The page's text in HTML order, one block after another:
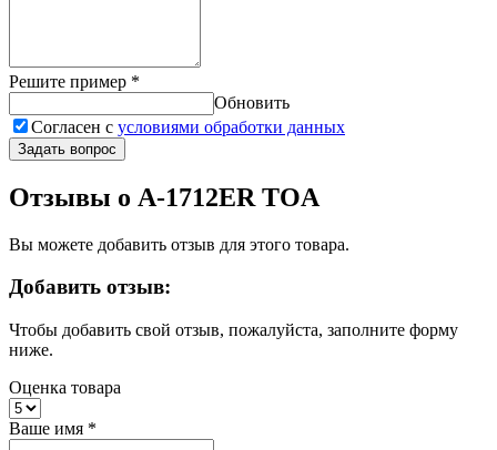
Решите пример *
Обновить
Согласен с условиями обработки данных
Задать вопрос
Отзывы о A-1712ER TOA
Вы можете добавить отзыв для этого товара.
Добавить отзыв:
Чтобы добавить свой отзыв, пожалуйста, заполните форму
ниже.
Оценка товара
Ваше имя *